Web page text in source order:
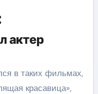
актер
в таких фильмах,
красавица»,